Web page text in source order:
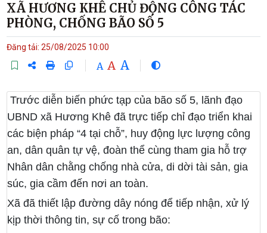
XÃ HƯƠNG KHÊ CHỦ ĐỘNG CÔNG TÁC
PHÒNG, CHỐNG BÃO SỐ 5
Đăng tải: 25/08/2025 10:00
A A A
Trước diễn biến phức tạp của bão số 5, lãnh đạo
UBND xã Hương Khê đã trực tiếp chỉ đạo triển khai
các biện pháp “4 tại chỗ”, huy động lực lượng công
an, dân quân tự vệ, đoàn thể cùng tham gia hỗ trợ
Nhân dân chằng chống nhà cửa, di dời tài sản, gia
súc, gia cầm đến nơi an toàn.
Xã đã thiết lập đường dây nóng để tiếp nhận, xử lý
kịp thời thông tin, sự cố trong bão: